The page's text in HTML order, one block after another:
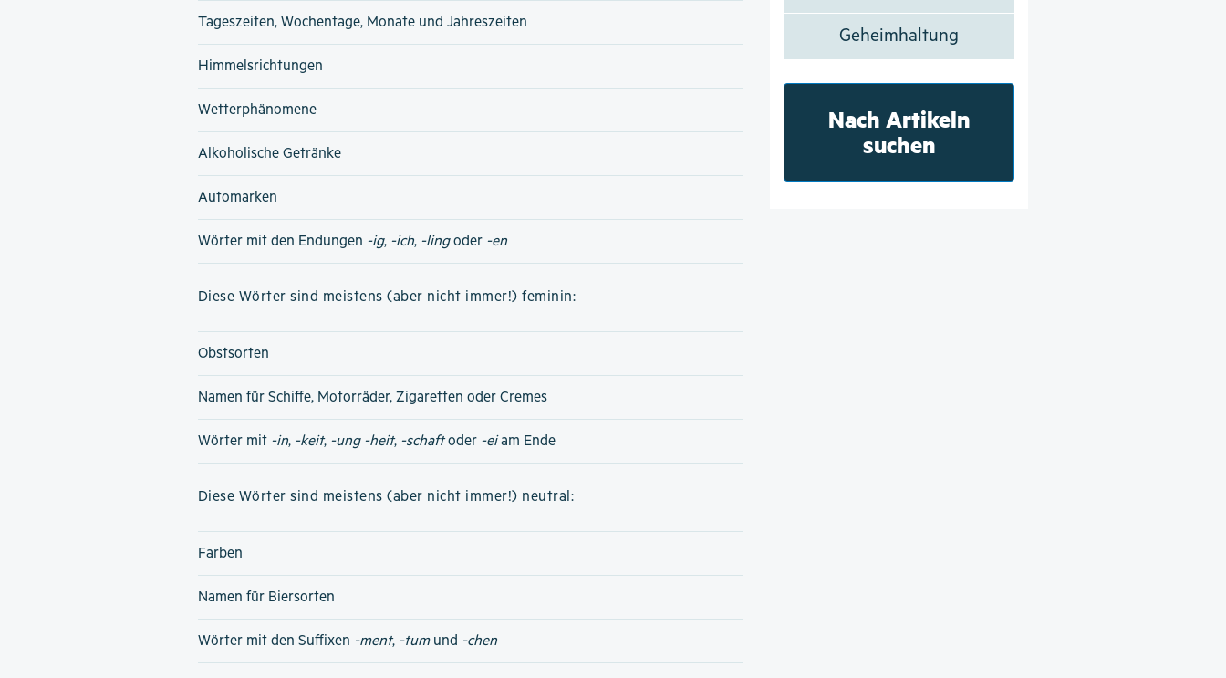
Tageszeiten, Wochentage, Monate und Jahreszeiten
Himmelsrichtungen
Wetterphänomene
Alkoholische Getränke
Automarken
Wörter mit den Endungen -ig, -ich, -lingoder -en
Diese Wörter sind meistens (aber nicht immer!) feminin:
Obstsorten
Namen für Schiffe, Motorräder, Zigaretten oder Cremes
Wörter mit -in, -keit, -ung -heit, -schaftoder -eiam Ende
Diese Wörter sind meistens (aber nicht immer!) neutral:
Farben
Namen für Biersorten
Wörter mit den Suffixen -ment, -tumund -chen
Geheimhaltung
Nach Artikeln
suchen